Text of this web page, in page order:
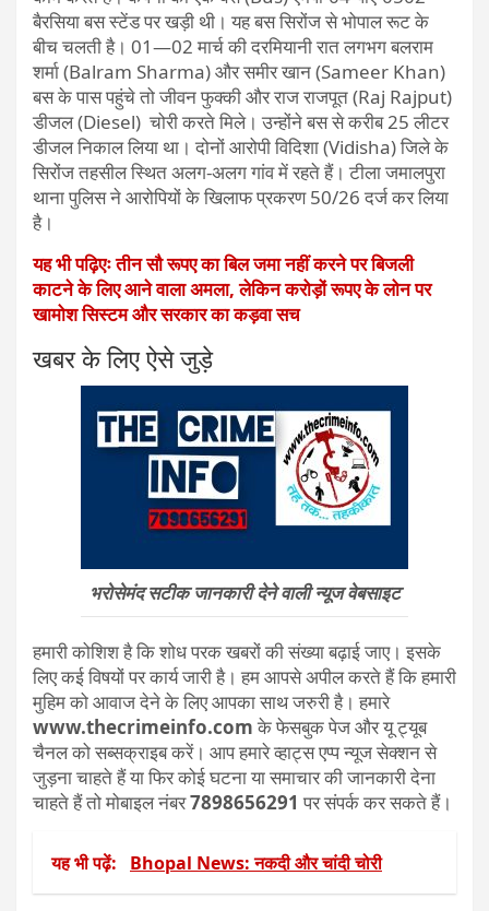
बैरसिया बस स्टेंड पर खड़ी थी। यह बस सिरोंज से भोपाल रूट के
बीच चलती है। 01—02 मार्च की दरमियानी रात लगभग बलराम
शर्मा (Balram Sharma) और समीर खान (Sameer Khan)
बस के पास पहुंचे तो जीवन फुक्की और राज राजपूत (Raj Rajput)
डीजल (Diesel) चोरी करते मिले। उन्होंने बस से करीब 25 लीटर
डीजल निकाल लिया था। दोनों आरोपी विदिशा (Vidisha) जिले के
सिरोंज तहसील स्थित अलग-अलग गांव में रहते हैं। टीला जमालपुरा
थाना पुलिस ने आरोपियों के खिलाफ प्रकरण 50/26 दर्ज कर लिया
है।
यह भी पढ़िएः तीन सौ रूपए का बिल जमा नहीं करने पर बिजली
काटने के लिए आने वाला अमला, लेकिन करोड़ों रूपए के लोन पर
खामोश सिस्टम और सरकार का कड़वा सच
खबर के लिए ऐसे जुड़े
भरोसेमंद सटीक जानकारी देने वाली न्यूज वेबसाइट
हमारी कोशिश है कि शोध परक खबरों की संख्या बढ़ाई जाए। इसके
लिए कई विषयों पर कार्य जारी है। हम आपसे अपील करते हैं कि हमारी
मुहिम को आवाज देने के लिए आपका साथ जरुरी है। हमारे
www.thecrimeinfo.comके फेसबुक पेज और यू ट्यूब
चैनल को सब्सक्राइब करें। आप हमारे व्हाट्स एप्प न्यूज सेक्शन से
जुड़ना चाहते हैं या फिर कोई घटना या समाचार की जानकारी देना
चाहते हैं तो मोबाइल नंबर7898656291 पर संपर्क कर सकते हैं।
यह भी पढ़ें: Bhopal News: नकदी और चांदी चोरी